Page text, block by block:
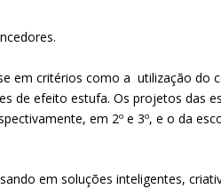
em critérios como a utilização do
de efeito estufa. Os projetos das
em 2º e 3º, e o da
em soluções inteligentes,